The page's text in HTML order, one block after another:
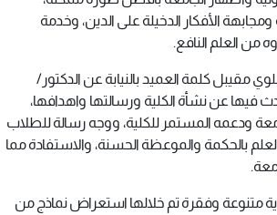
ومجابهة الأفكار الدخيلة على الدين، وخدمة
من العلم النافع.
مقيبل كلمة العميد بالنيابة عن الدكتور/
عن نشأة الكلية ورسالتها واهدافها،
ودعمه المستمر للكلية، ووجه رسالة للطلاب
بالحكمة والموعظة الحسنة، والاستفادة مما
متنوعة وفقرة تم خلالها استعراض نماذج من